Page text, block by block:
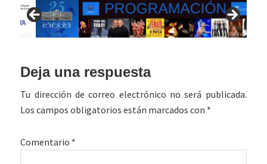
Interacciones
con
los
Deja una respuesta
Tu dirección de correo electrónico no será publicada.
Los campos obligatorios están marcados con *
Comentario *